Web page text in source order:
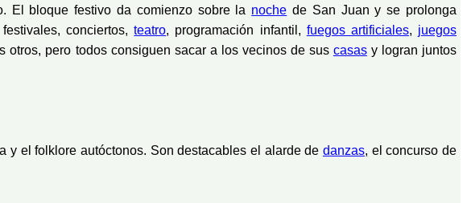
El bloque festivo da comienzo sobre la noche de San Juan y se prolonga
conciertos,teatro, programación infantil, fuegos artificiales, juegos
otros, pero todos consiguen sacar a los vecinos de sus casasy logran juntos
y el folklore autóctonos. Son destacables el alarde de danzas, el concurso de